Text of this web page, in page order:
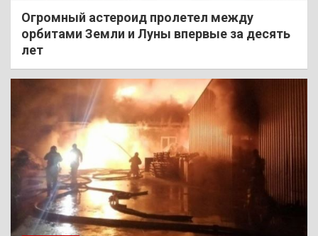
Огромный астероид пролетел между
орбитами Земли и Луны впервые за десять
лет